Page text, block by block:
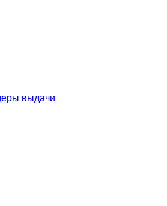
выдачи